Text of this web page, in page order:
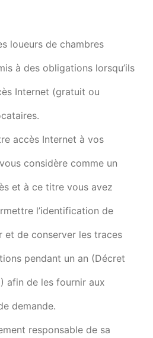
loueurs de chambres
à des obligations lorsqu’ils
Internet (gratuit ou
accès Internet à vos
considère comme un
et à ce titre vous avez
l’identification de
et de conserver les traces
pendant un an (Décret
afin de les fournir aux
demande.
responsable de sa